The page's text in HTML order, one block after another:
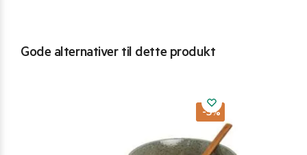
Gode alternativer til dette produkt
-5%